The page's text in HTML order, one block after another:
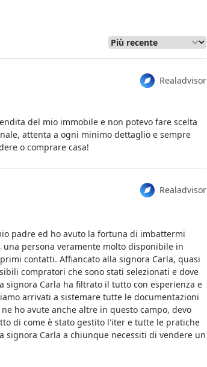
Realadvisor
del mio immobile e non potevo fare scelta
attenta a ogni minimo dettaglio e sempre
o comprare casa!
Realadvisor
padre ed ho avuto la fortuna di imbattermi
una persona veramente molto disponibile in
contatti. Affiancato alla signora Carla, quasi
compratori che sono stati selezionati e dove
signora Carla ha filtrato il tutto con esperienza e
arrivati a sistemare tutte le documentazioni
ho avute anche altre in questo campo, devo
di come è stato gestito l'iter e tutte le pratiche
Carla a chiunque necessiti di vendere un